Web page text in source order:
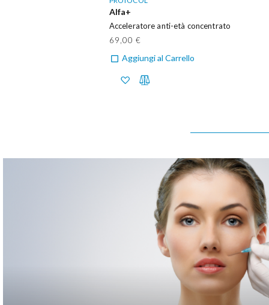
Alfa+
Acceleratore anti-età concentrato
69,00 €
Aggiungi al Carrello